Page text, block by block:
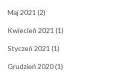
Maj 2021 (2)
Kwiecień 2021 (1)
Styczeń 2021 (1)
Grudzień 2020(1)